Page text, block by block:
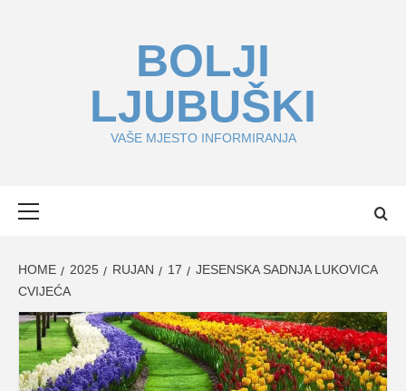
BOLJI
LJUBUŠKI
VAŠE MJESTO INFORMIRANJA
HOME 2025 RUJAN 17
JESENSKA SADNJA LUKOVICA
CVIJEĆA